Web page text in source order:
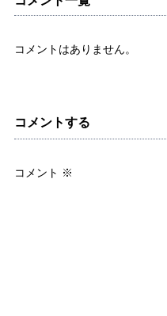
コメントはありません。
コメントする
コメント ※